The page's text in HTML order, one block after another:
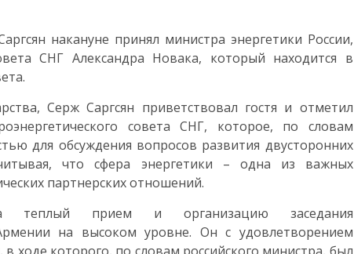
накануне принял министра энергетики России,
СНГ Александра Новака, который находится в
Серж Саргсян приветствовал гостя и отметил
совета СНГ, которое, по словам
для обсуждения вопросов развития двусторонних
что сфера энергетики – одна из важных
партнерских отношений.
теплый прием и организацию заседания
на высоком уровне. Он с удовлетворением